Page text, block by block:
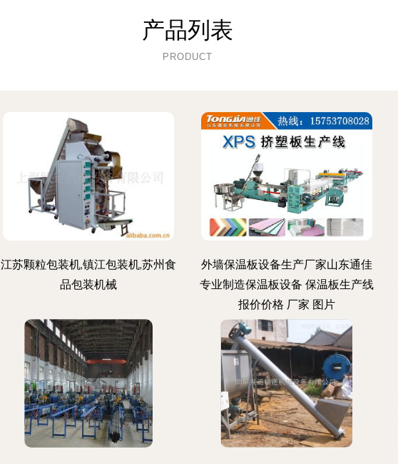
产品列表
PRODUCT
江苏颗粒包装机,镇江包装机,苏州食
品包装机械
外墙保温板设备生产厂家山东通佳
专业制造保温板设备 保温板生产线
报价价格 厂家 图片